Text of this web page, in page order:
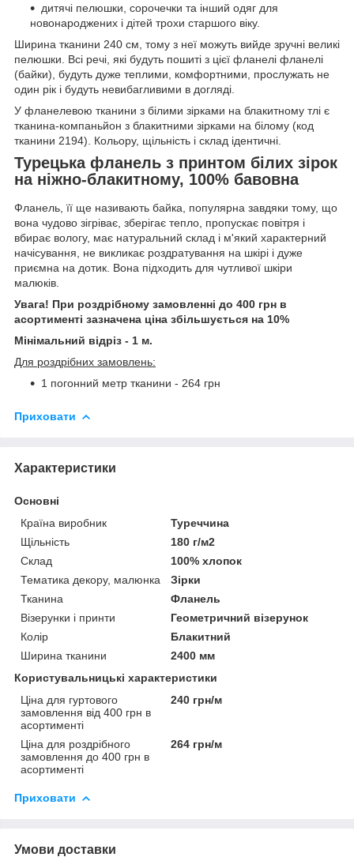
дитячі пелюшки, сорочечки та інший одяг для
новонароджених і дітей трохи старшого віку.
Ширина тканини 240 см, тому з неї можуть вийде зручні великі
пелюшки. Всі речі, які будуть пошиті з цієї фланелі фланелі
(байки), будуть дуже теплими, комфортними, прослужать не
один рік і будуть невибагливими в догляді.
У фланелевою тканини з білими зірками на блакитному тлі є
тканина-компаньйон з блакитними зірками на білому (код
тканини 2194). Кольору, щільність і склад ідентичні.
Турецька фланель з принтом білих зірок
на ніжно-блакитному, 100% бавовна
Фланель, її ще називають байка, популярна завдяки тому, що
вона чудово зігріває, зберігає тепло, пропускає повітря і
вбирає вологу, має натуральний склад і м'який характерний
начісування, не викликає роздратування на шкірі і дуже
приємна на дотик. Вона підходить для чутливої шкіри
малюків.
Увага! При роздрібному замовленні до 400 грн в
асортименті зазначена ціна збільшується на 10%
Мінімальний відріз - 1 м.
Для роздрібних замовлень:
1 погонний метр тканини - 264 грн
Приховати
Характеристики
Основні
Країна виробник
Туреччина
Щільність
180 г/м2
Склад
100% хлопок
Тематика декору, малюнка
Зірки
Тканина
Фланель
Візерунки і принти
Геометричний візерунок
Колір
Блакитний
Ширина тканини
2400 мм
Користувальницькі характеристики
Ціна для гуртового
замовлення від 400 грн в
асортименті
240 грн/м
Ціна для роздрібного
замовлення до 400 грн в
асортименті
264 грн/м
Приховати
Умови доставки